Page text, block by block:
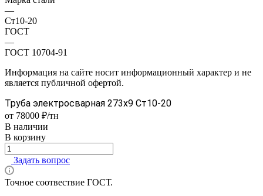
—
Ст10-20
ГОСТ
—
ГОСТ 10704-91
Информация на сайте носит информационный характер и не
является публичной офертой.
Труба электросварная 273х9 Ст10-20
от 78000 ₽/тн
В наличии
В корзину
Задать вопрос
Точное соотвествие ГОСТ.